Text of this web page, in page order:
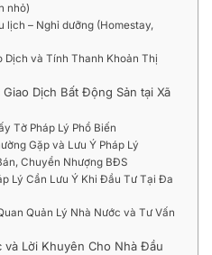
nhỏ)
lịch – Nghỉ dưỡng (Homestay,
Dịch và Tính Thanh Khoản Thị
Dịch Bất Động Sản tại Xã
Tờ Pháp Lý Phổ Biến
Gặp và Lưu Ý Pháp Lý
Chuyển Nhượng BĐS
Lý Cần Lưu Ý Khi Đầu Tư Tại Đa
Quản Lý Nhà Nước và Tư Vấn
và Lời Khuyên Cho Nhà Đầu